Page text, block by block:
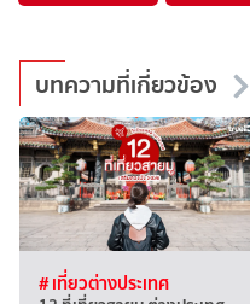
บทความที่เกี่ยวข้อง
# เที่ยวต่างประเทศ